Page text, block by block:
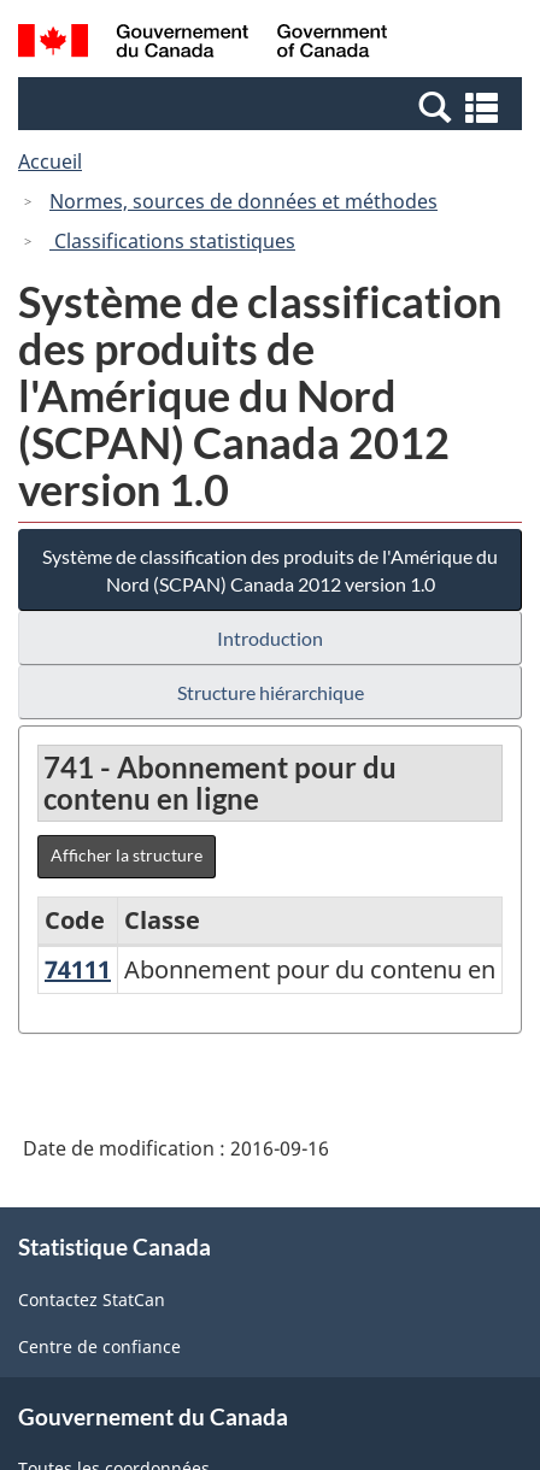
Passer
au
Passer
à
Canada
Recherche
et
et
Accueil
Normes, sources de données et méthodes
Classifications statistiques
Système de classification
des produits de
l'Amérique du Nord
(SCPAN) Canada 2012
version 1.0
Système de classification des produits de l'Amérique du
Nord (SCPAN) Canada 2012 version 1.0
Introduction
Structure hiérarchique
741 - Abonnement pour du
contenu en ligne
Afficher la structure
Système
produits
l'Amérique
du
Nord
(SCPAN)
2012
Code
Classe
74111 Abonnement pour du contenu en
Abonnement pour du contenu en
Date de modification : 2016-09-16
propos
ce
site
Statistique Canada
Contactez StatCan
Centre de confiance
Gouvernement du Canada